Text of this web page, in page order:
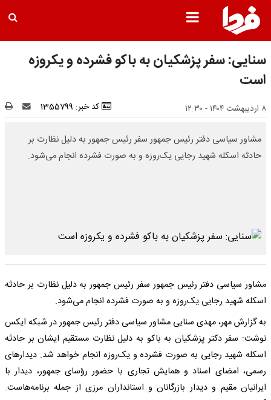
سنایی: سفر پزشکیان به باکو فشرده و یکروزه
است
۸ اردیبهشت ۱۴۰۴ - ۱۲:۳۰ کد خبر: 1355799
مشاور سیاسی دفتر رئیس جمهور سفر رئیس جمهور به دلیل نظارت بر
حادثه اسکله شهید رجایی یک‌روزه و به صورت فشرده انجام می‌شود.
مشاور سیاسی دفتر رئیس جمهور سفر رئیس جمهور به دلیل نظارت بر حادثه
اسکله شهید رجایی یک‌روزه و به صورت فشرده انجام می‌شود.
به گزارش مهر، مهدی سنایی مشاور سیاسی دفتر رئیس جمهور در شبکه ایکس
نوشت: سفر دکتر پزشکیان به باکو به دلیل نظارت مستقیم ایشان بر حادثه
اسکله شهید رجایی به صورت فشرده و یک‌روزه انجام خواهد شد. دیدارهای
رسمی، امضای اسناد و همایش تجاری با حضور رؤسای جمهور، دیدار با
ایرانیان مقیم و دیدار بازرگانان و استانداران مرزی از جمله برنامه‌هاست.